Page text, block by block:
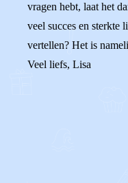
vragen hebt, laat het
veel succes en sterkte
vertellen? Het is
Veel liefs, Lisa